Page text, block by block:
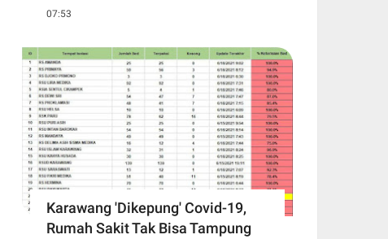
07:53
Karawang 'Dikepung' Covid-19,
Rumah Sakit Tak Bisa Tampung